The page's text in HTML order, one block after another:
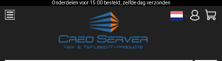
Onderdelen voor 15:00 besteld, zelfde dag verzonden